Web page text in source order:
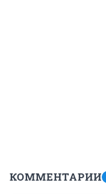
КОММЕНТАРИИ